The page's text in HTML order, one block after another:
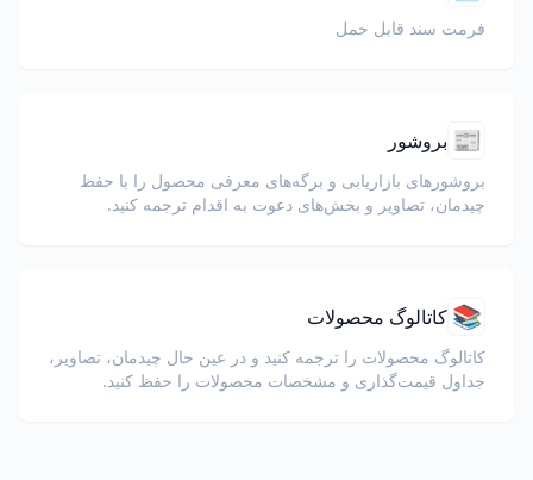
فرمت سند قابل حمل
📰 بروشور
بروشورهای بازاریابی و برگه‌های معرفی محصول را با حفظ
چیدمان، تصاویر و بخش‌های دعوت به اقدام ترجمه کنید.
📚 کاتالوگ محصولات
کاتالوگ محصولات را ترجمه کنید و در عین حال چیدمان، تصاویر،
جداول قیمت‌گذاری و مشخصات محصولات را حفظ کنید.